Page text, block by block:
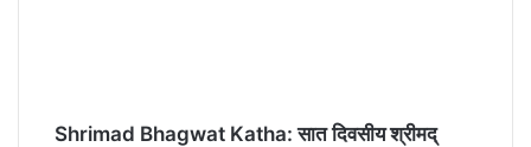
Shrimad Bhagwat Katha: सात दिवसीय श्रीमद्